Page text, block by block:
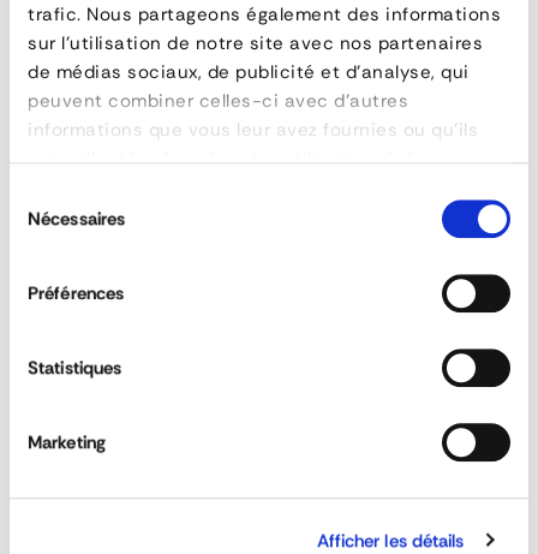
trafic. Nous partageons également des informations
sur l'utilisation de notre site avec nos partenaires
de médias sociaux, de publicité et d'analyse, qui
peuvent combiner celles-ci avec d'autres
informations que vous leur avez fournies ou qu'ils
duNécessaires
Préférences
Statistiques
Marketing
Afficher les détails
reference159-410014
manufacturerARMATON
materialAluminium anodisé
poids0,1 kg
ASK FOR A QUOTE
QUESTIONS & ANSWERS
Can customised sideboards be ordered?